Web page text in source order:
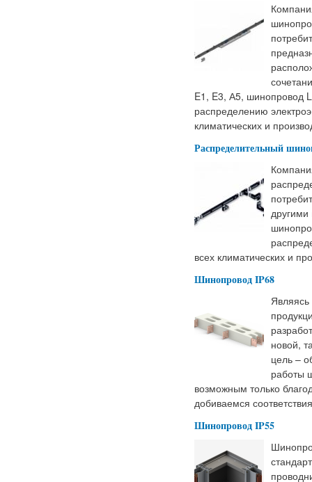
E1, E3, А5, шинопровод
распределению
климатических и
Распределительный
всех климатических и
Шинопровод IP68
новой,
цель –
работы
возможным только
добиваемся
Шинопровод IP55